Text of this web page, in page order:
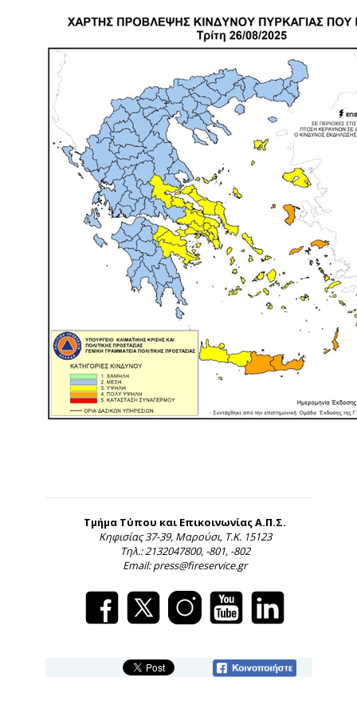
Τμήμα Τύπου και Επικοινωνίας Α.Π.Σ.
Κηφισίας 37-39, Μαρούσι, Τ.Κ. 15123
Τηλ.: 2132047800, -801, -802
Email: press@fireservice.gr